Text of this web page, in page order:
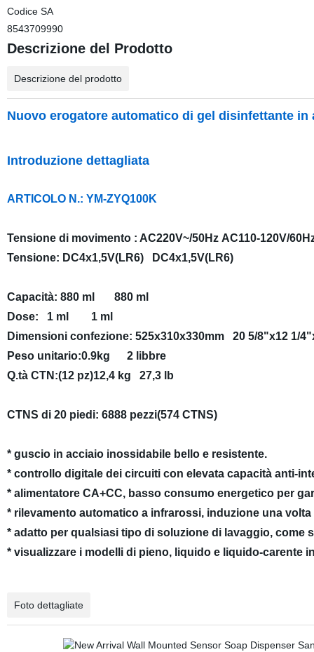
Codice SA
8543709990
Descrizione del Prodotto
Descrizione del prodotto
Nuovo erogatore automatico di gel disinfettante
Introduzione dettagliata
ARTICOLO N.: YM-ZYQ100K
Tensione di movimento : AC220V~/50Hz AC110-120V/
Tensione: DC4x1,5V(LR6) DC4x1,5V(LR6)
Capacità: 880 ml 880 ml
Dose: 1 ml 1 ml
Dimensioni confezione: 525x310x330mm 20 5/8"x12 1/
Peso unitario:0.9kg 2 libbre
Q.tà CTN:(12 pz)12,4 kg 27,3 lb
CTNS di 20 piedi: 6888 pezzi(574 CTNS)
* guscio in acciaio inossidabile bello e resistente.
* controllo digitale dei circuiti con elevata capacità anti-
* alimentatore CA+CC, basso consumo energetico per
* rilevamento automatico a infrarossi, induzione una
* adatto per qualsiasi tipo di soluzione di lavaggio,
* visualizzare i modelli di pieno, liquido e liquido-carente
Foto dettagliate